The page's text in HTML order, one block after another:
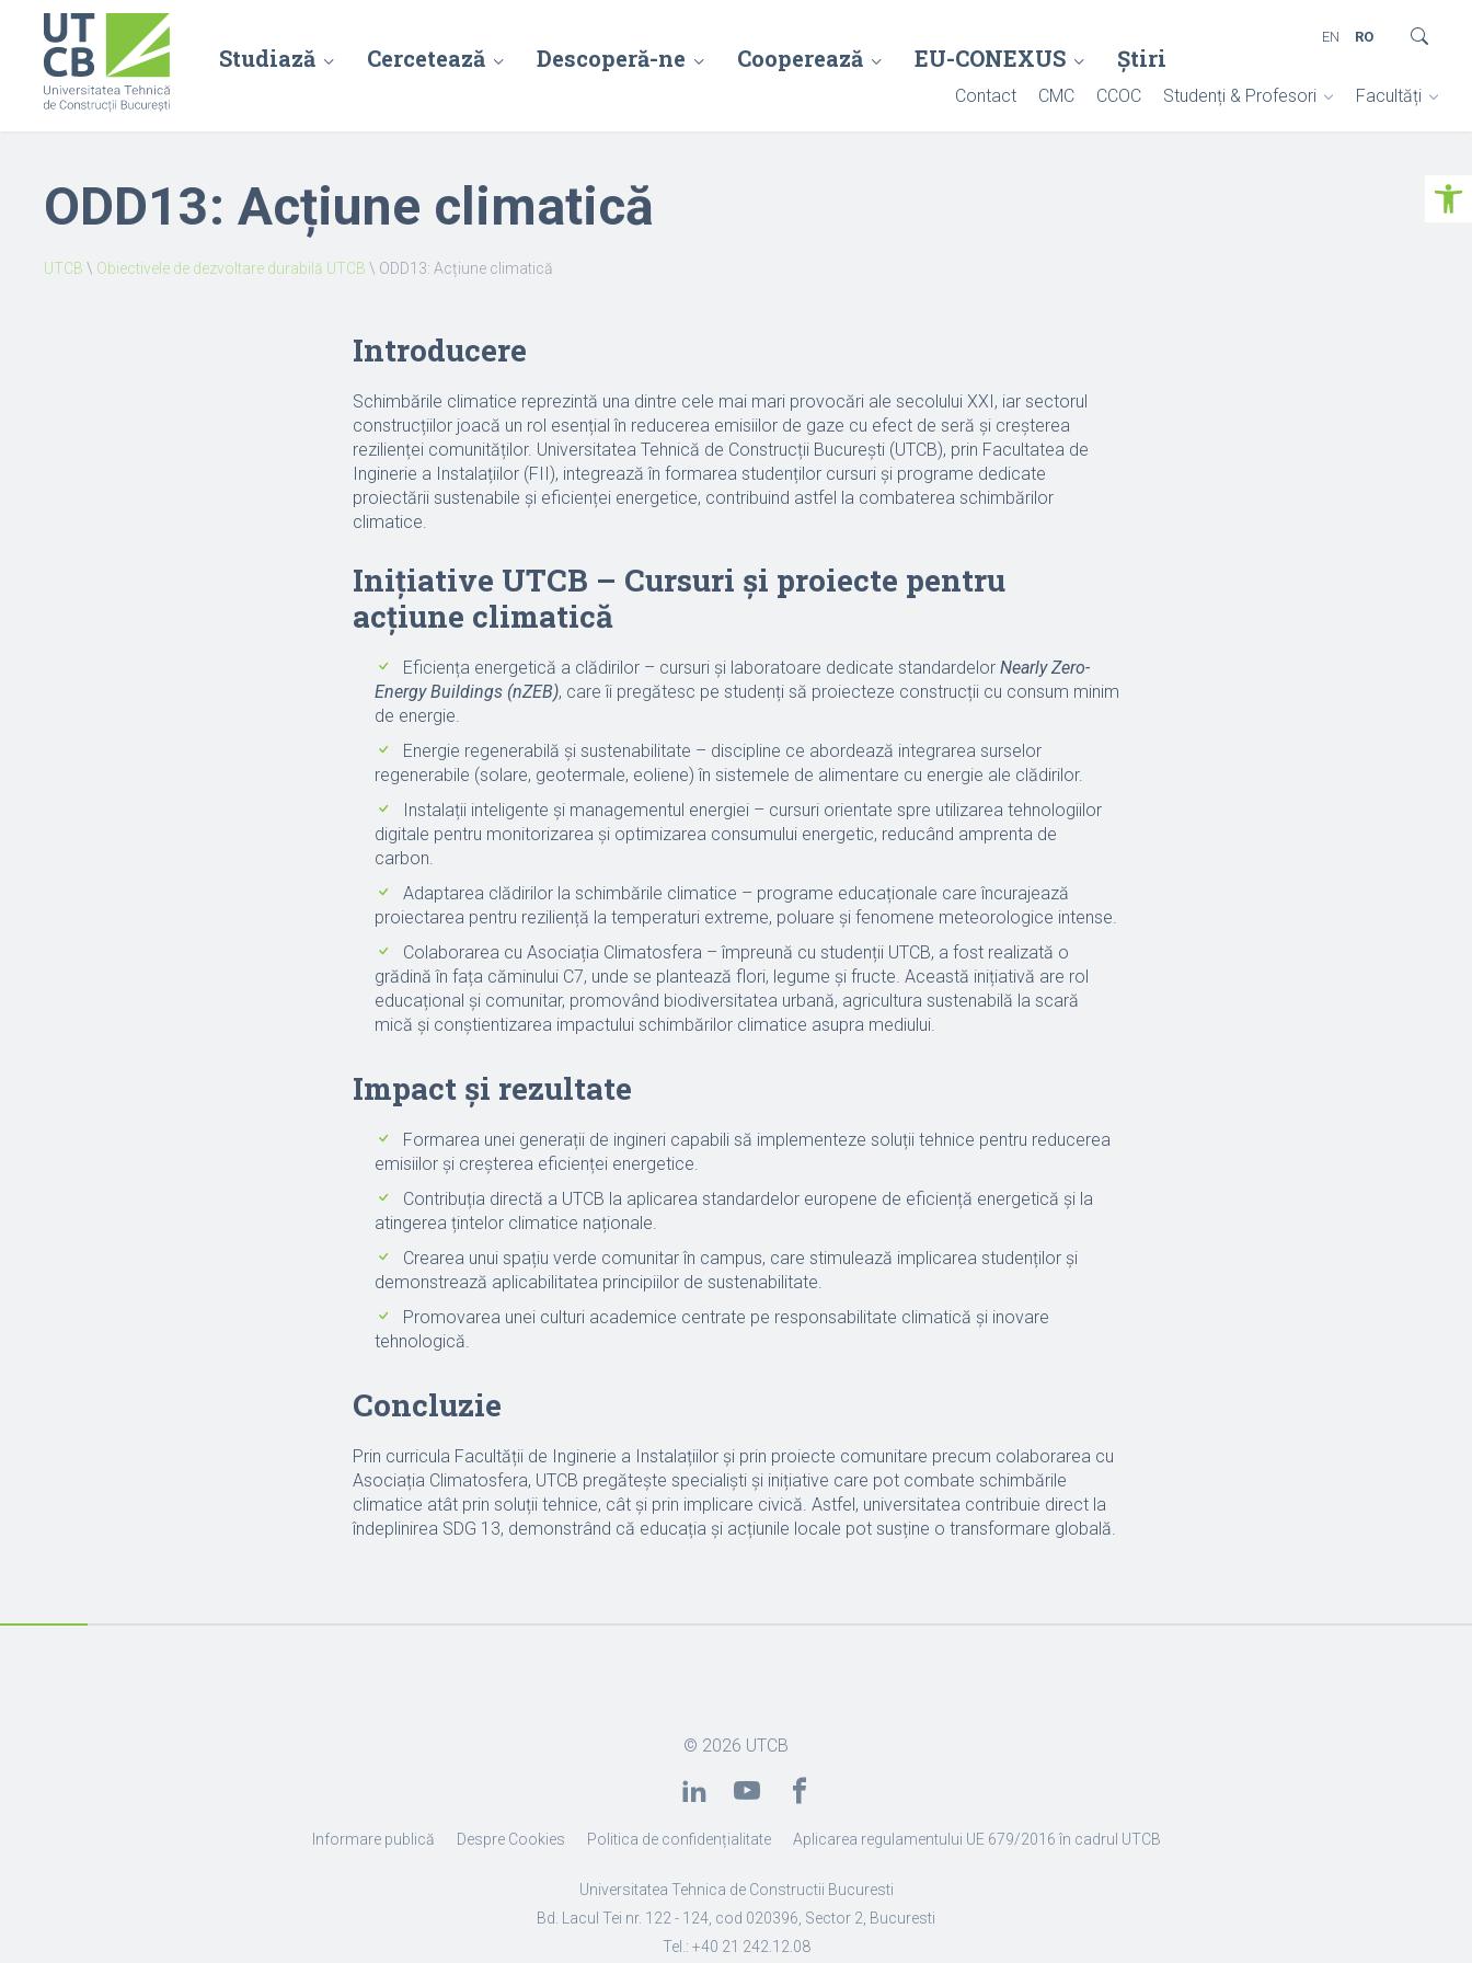
Deschide
Studiază Cercetează Descoperă-ne Cooperează EU-CONEXUS Știri
Contact CMC CCOC Studenți & Profesori Facultăți
EN RO
ODD13: Acțiune climatică
UTCB \ Obiectivele de dezvoltare durabilă UTCB \ ODD13: Acțiune climatică
Introducere
Schimbările climatice reprezintă una dintre cele mai mari provocări ale secolului XXI, iar sectorul
construcțiilor joacă un rol esențial în reducerea emisiilor de gaze cu efect de seră și creșterea
rezilienței comunităților. Universitatea Tehnică de Construcții București (UTCB), prin Facultatea de
Inginerie a Instalațiilor (FII), integrează în formarea studenților cursuri și programe dedicate
proiectării sustenabile și eficienței energetice, contribuind astfel la combaterea schimbărilor
climatice.
Inițiative UTCB – Cursuri și proiecte pentru
acțiune climatică
Eficiența energetică a clădirilor – cursuri și laboratoare dedicate standardelor Nearly Zero-
Energy Buildings (nZEB), care îi pregătesc pe studenți să proiecteze construcții cu consum minim
de energie.
Energie regenerabilă și sustenabilitate – discipline ce abordează integrarea surselor
regenerabile (solare, geotermale, eoliene) în sistemele de alimentare cu energie ale clădirilor.
Instalații inteligente și managementul energiei – cursuri orientate spre utilizarea tehnologiilor
digitale pentru monitorizarea și optimizarea consumului energetic, reducând amprenta de
carbon.
Adaptarea clădirilor la schimbările climatice – programe educaționale care încurajează
proiectarea pentru reziliență la temperaturi extreme, poluare și fenomene meteorologice intense.
Colaborarea cu Asociația Climatosfera – împreună cu studenții UTCB, a fost realizată o
grădină în fața căminului C7, unde se plantează flori, legume și fructe. Această inițiativă are rol
educațional și comunitar, promovând biodiversitatea urbană, agricultura sustenabilă la scară
mică și conștientizarea impactului schimbărilor climatice asupra mediului.
Impact și rezultate
Formarea unei generații de ingineri capabili să implementeze soluții tehnice pentru reducerea
emisiilor și creșterea eficienței energetice.
Contribuția directă a UTCB la aplicarea standardelor europene de eficiență energetică și la
atingerea țintelor climatice naționale.
Crearea unui spațiu verde comunitar în campus, care stimulează implicarea studenților și
demonstrează aplicabilitatea principiilor de sustenabilitate.
Promovarea unei culturi academice centrate pe responsabilitate climatică și inovare
tehnologică.
Concluzie
Prin curricula Facultății de Inginerie a Instalațiilor și prin proiecte comunitare precum colaborarea cu
Asociația Climatosfera, UTCB pregătește specialiști și inițiative care pot combate schimbările
climatice atât prin soluții tehnice, cât și prin implicare civică. Astfel, universitatea contribuie direct la
îndeplinirea SDG 13, demonstrând că educația și acțiunile locale pot susține o transformare globală.
© 2026 UTCB
Informare publică Despre Cookies Politica de confidențialitate Aplicarea regulamentului UE 679/2016 în cadrul UTCB
Universitatea Tehnica de Constructii Bucuresti
Bd. Lacul Tei nr. 122 - 124, cod 020396, Sector 2, Bucuresti
Tel.: +40 21 242.12.08